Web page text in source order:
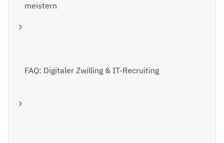
meistern
FAQ: Digitaler Zwilling & IT-Recruiting